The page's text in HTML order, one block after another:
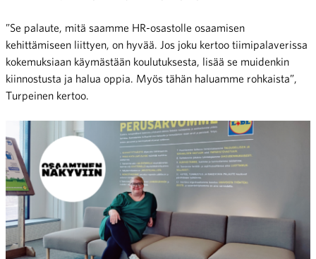
”Se palaute, mitä saamme HR-osastolle osaamisen
kehittämiseen liittyen, on hyvää. Jos joku kertoo tiimipalaverissa
kokemuksiaan käymästään koulutuksesta, lisää se muidenkin
kiinnostusta ja halua oppia. Myös tähän haluamme rohkaista”,
Turpeinen kertoo.